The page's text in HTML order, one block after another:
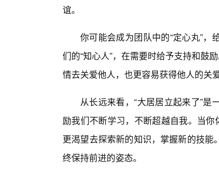
谊。
你可能会成为团队中的“定心丸”
们的“知心人”，在需要时给予支持和鼓
情去关爱他人，也更容易获得他人的关
从长远来看，“大居居立起来了”
励我们不断学习，不断超越自我。当
更渴望去探索新的知识，掌握新的技
终保持前进的姿态。